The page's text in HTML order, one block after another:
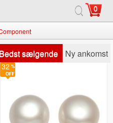
0
Bedst sælgende Ny ankomst
32